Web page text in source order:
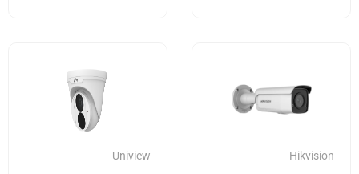
Hikvision
Uniview